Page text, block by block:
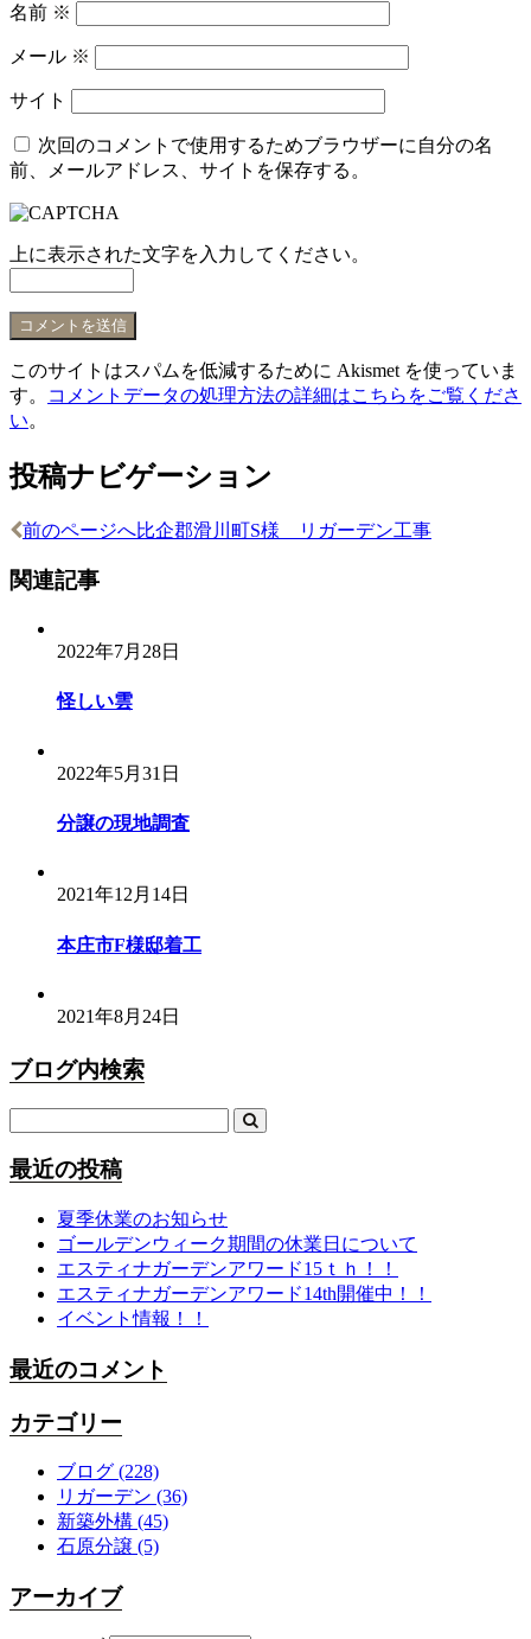
名前 ※
メール ※
サイト
次回のコメントで使用するためブラウザーに自分の名
前、メールアドレス、サイトを保存する。
上に表示された文字を入力してください。
このサイトはスパムを低減するために Akismet を使っていま
す。
コメントデータの処理方法の詳細はこちらをご覧くださ
い。
投稿ナビゲーション
前のページへ比企郡滑川町S様 リガーデン工事
関連記事
2022年7月28日
怪しい雲
2022年5月31日
分譲の現地調査
2021年12月14日
本庄市F様邸着工
2021年8月24日
ブログ内検索
最近の投稿
夏季休業のお知らせ
ゴールデンウィーク期間の休業日について
エスティナガーデンアワード15ｔｈ！！
エスティナガーデンアワード14th開催中！！
イベント情報！！
最近のコメント
カテゴリー
ブログ (228)
リガーデン (36)
新築外構 (45)
石原分譲 (5)
アーカイブ